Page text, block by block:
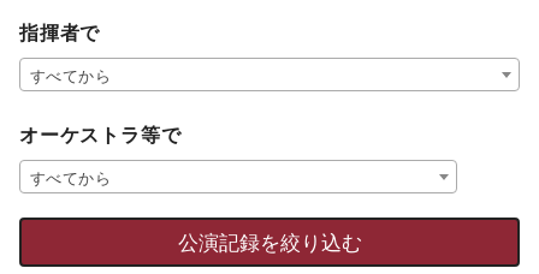
指揮者で
すべてから
オーケストラ等で
すべてから